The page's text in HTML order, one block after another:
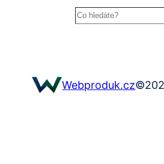
Search
Webproduk.cz©